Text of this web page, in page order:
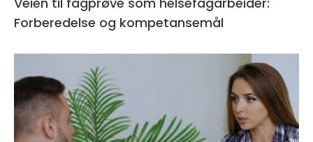
Forberedelse og kompetansemål